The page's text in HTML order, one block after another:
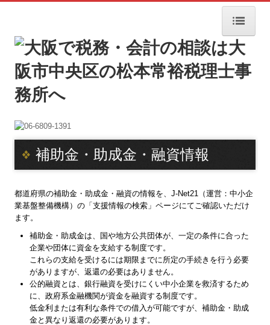
HOME
事務所案内
所長挨拶
サービス案内
サービス内容
交通案内
経営者お役立ち情報
飲食店開業サポート
新規出店の税金の事
法人化について
補助金・助成金・融資情報
都道府県の補助金・助成金・融資の情報を、J-Net21（運営：中小企
業基盤整備機構）の「支援情報の検索」ページにてご確認いただけ
ます。
補助金・助成金は、国や地方公共団体が、一定の条件に合った
企業や団体に資金を支給する制度です。
これらの支給を受けるには期限までに所定の手続きを行う必要
がありますが、返還の必要はありません。
公的融資とは、銀行融資を受けにくい中小企業を救済するため
に、政府系金融機関が資金を融資する制度です。
低金利または有利な条件での借入が可能ですが、補助金・助成
金と異なり返還の必要があります。